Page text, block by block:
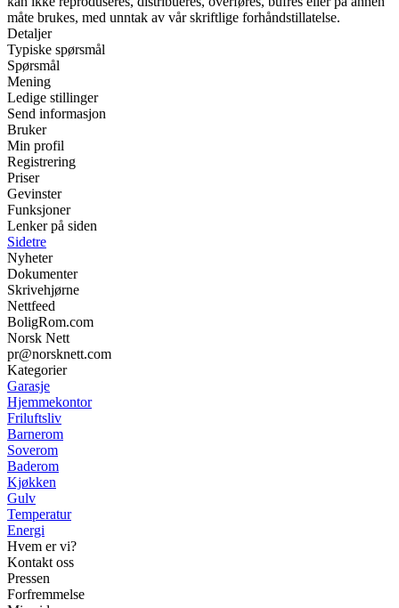
måte brukes, med unntak av vår skriftlige forhåndstillatelse.
Detaljer
Typiske spørsmål
Spørsmål
Mening
Ledige stillinger
Send informasjon
Bruker
Min profil
Registrering
Priser
Gevinster
Funksjoner
Lenker på siden
Sidetre
Nyheter
Dokumenter
Skrivehjørne
Nettfeed
BoligRom.com
Norsk Nett
pr@norsknett.com
Kategorier
Garasje
Hjemmekontor
Friluftsliv
Barnerom
Soverom
Baderom
Kjøkken
Gulv
Temperatur
Energi
Hvem er vi?
Kontakt oss
Pressen
Forfremmelse